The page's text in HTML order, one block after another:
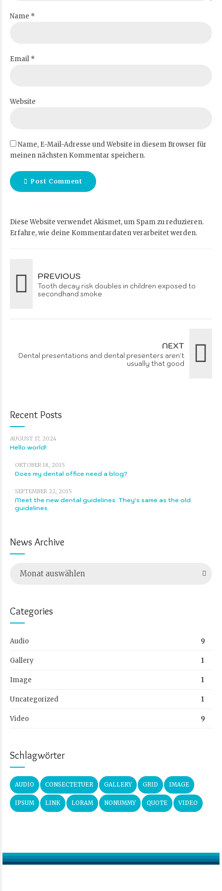
Name *
Email *
Website
Name, E-Mail-Adresse und Website in diesem Browser für
meinen nächsten Kommentar speichern.
Post Comment
Diese Website verwendet Akismet, um Spam zu reduzieren.
Erfahre, wie deine Kommentardaten verarbeitet werden.
PREVIOUS
Tooth decay risk doubles in children exposed to
secondhand smoke
NEXT
Dental presentations and dental presenters aren't
usually that good
Recent Posts
AUGUST 17, 2024
Hello world!
OKTOBER 18, 2015
Does my dental office need a blog?
SEPTEMBER 22, 2015
Meet the new dental guidelines. They's same as the old
guidelines.
News Archive
Monat auswählen
Categories
Audio 9
Gallery 1
Image 1
Uncategorized 1
Video 9
Schlagwörter
AUDIO CONSECTETUER GALLERY GRID IMAGE
IPSUM LINK LORAM NONUMMY QUOTE VIDEO